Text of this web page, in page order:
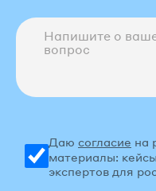
Даю согласие на
материалы:
экспертов для